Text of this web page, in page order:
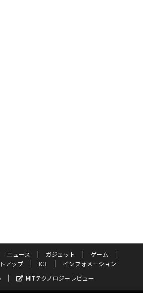
ニュース ガジェット
ゲーム
アップ ICT
インフォメーション
MITテクノロジーレビュー